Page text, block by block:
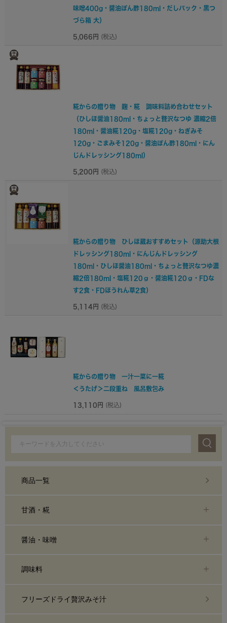
味噌400g・醤油ぽん酢180ml・だしパック・黒つ
づら箱 大）
5,066円 (税込)
糀からの贈り物 麹・糀 調味料詰め合わせセット
（ひしほ醤油180ml・ちょっと贅沢なつゆ 濃縮2倍
180ml・醤油糀120g・塩糀120g・ねぎみそ
120g・ごまみそ120g・醤油ぽん酢180ml・にん
じんドレッシング180ml）
5,200円 (税込)
糀からの贈り物 ひしほ蔵おすすめセット（源助大根
ドレッシング180ml・にんじんドレッシング
180ml・ひしほ醤油180ml・ちょっと贅沢なつゆ濃
縮2倍180ml・塩糀120ｇ・醤油糀120ｇ・FDな
す2食・FDほうれん草2食）
5,114円 (税込)
糀からの贈り物 一汁一菜に一糀
＜うたげ＞二段重ね 風呂敷包み
13,110円 (税込)
商品一覧
甘酒・糀
醤油・味噌
調味料
フリーズドライ贅沢みそ汁